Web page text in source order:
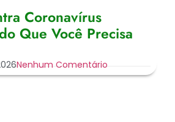
Coronavírus
Que Você Precisa
Nenhum Comentário